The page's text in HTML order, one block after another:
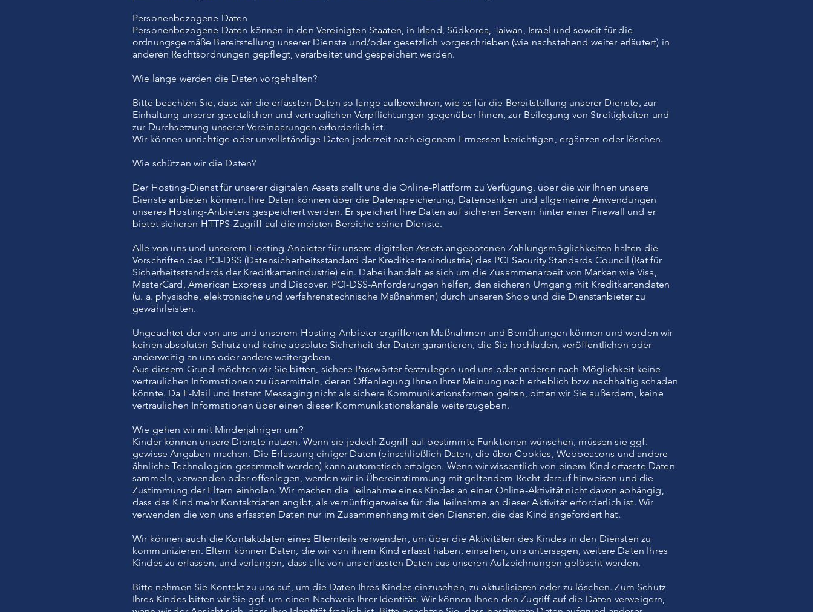
Personenbezogene Daten
Personenbezogene Daten können in den Vereinigten Staaten, in Irland, Südkorea, Taiwan, Israel und soweit für die
ordnungsgemäße Bereitstellung unserer Dienste und/oder gesetzlich vorgeschrieben (wie nachstehend weiter erläutert) in
anderen Rechtsordnungen gepflegt, verarbeitet und gespeichert werden.
Wie lange werden die Daten vorgehalten?
Bitte beachten Sie, dass wir die erfassten Daten so lange aufbewahren, wie es für die Bereitstellung unserer Dienste, zur
Einhaltung unserer gesetzlichen und vertraglichen Verpflichtungen gegenüber Ihnen, zur Beilegung von Streitigkeiten und
zur Durchsetzung unserer Vereinbarungen erforderlich ist.
Wir können unrichtige oder unvollständige Daten jederzeit nach eigenem Ermessen berichtigen, ergänzen oder löschen.
Wie schützen wir die Daten?
Der Hosting-Dienst für unserer digitalen Assets stellt uns die Online-Plattform zu Verfügung, über die wir Ihnen unsere
Dienste anbieten können. Ihre Daten können über die Datenspeicherung, Datenbanken und allgemeine Anwendungen
unseres Hosting-Anbieters gespeichert werden. Er speichert Ihre Daten auf sicheren Servern hinter einer Firewall und er
bietet sicheren HTTPS-Zugriff auf die meisten Bereiche seiner Dienste.
Alle von uns und unserem Hosting-Anbieter für unsere digitalen Assets angebotenen Zahlungsmöglichkeiten halten die
Vorschriften des PCI-DSS (Datensicherheitsstandard der Kreditkartenindustrie) des PCI Security Standards Council (Rat für
Sicherheitsstandards der Kreditkartenindustrie) ein. Dabei handelt es sich um die Zusammenarbeit von Marken wie Visa,
MasterCard, American Express und Discover. PCI-DSS-Anforderungen helfen, den sicheren Umgang mit Kreditkartendaten
(u. a. physische, elektronische und verfahrenstechnische Maßnahmen) durch unseren Shop und die Dienstanbieter zu
gewährleisten.
Ungeachtet der von uns und unserem Hosting-Anbieter ergriffenen Maßnahmen und Bemühungen können und werden wir
keinen absoluten Schutz und keine absolute Sicherheit der Daten garantieren, die Sie hochladen, veröffentlichen oder
anderweitig an uns oder andere weitergeben.
Aus diesem Grund möchten wir Sie bitten, sichere Passwörter festzulegen und uns oder anderen nach Möglichkeit keine
vertraulichen Informationen zu übermitteln, deren Offenlegung Ihnen Ihrer Meinung nach erheblich bzw. nachhaltig schaden
könnte. Da E-Mail und Instant Messaging nicht als sichere Kommunikationsformen gelten, bitten wir Sie außerdem, keine
vertraulichen Informationen über einen dieser Kommunikationskanäle weiterzugeben.
Wie gehen wir mit Minderjährigen um?
Kinder können unsere Dienste nutzen. Wenn sie jedoch Zugriff auf bestimmte Funktionen wünschen, müssen sie ggf.
gewisse Angaben machen. Die Erfassung einiger Daten (einschließlich Daten, die über Cookies, Webbeacons und andere
ähnliche Technologien gesammelt werden) kann automatisch erfolgen. Wenn wir wissentlich von einem Kind erfasste Daten
sammeln, verwenden oder offenlegen, werden wir in Übereinstimmung mit geltendem Recht darauf hinweisen und die
Zustimmung der Eltern einholen. Wir machen die Teilnahme eines Kindes an einer Online-Aktivität nicht davon abhängig,
dass das Kind mehr Kontaktdaten angibt, als vernünftigerweise für die Teilnahme an dieser Aktivität erforderlich ist. Wir
verwenden die von uns erfassten Daten nur im Zusammenhang mit den Diensten, die das Kind angefordert hat.
Wir können auch die Kontaktdaten eines Elternteils verwenden, um über die Aktivitäten des Kindes in den Diensten zu
kommunizieren. Eltern können Daten, die wir von ihrem Kind erfasst haben, einsehen, uns untersagen, weitere Daten Ihres
Kindes zu erfassen, und verlangen, dass alle von uns erfassten Daten aus unseren Aufzeichnungen gelöscht werden.
Bitte nehmen Sie Kontakt zu uns auf, um die Daten Ihres Kindes einzusehen, zu aktualisieren oder zu löschen. Zum Schutz
Ihres Kindes bitten wir Sie ggf. um einen Nachweis Ihrer Identität. Wir können Ihnen den Zugriff auf die Daten verweigern,